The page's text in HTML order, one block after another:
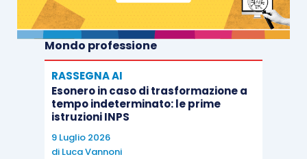
Mondo professione
RASSEGNA AI
Esonero in caso di trasformazione a
tempo indeterminato: le prime
istruzioni INPS
9 Luglio 2026
di Luca Vannoni